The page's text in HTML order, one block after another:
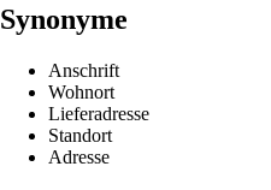
Synonyme
Anschrift
Wohnort
Lieferadresse
Standort
Adresse